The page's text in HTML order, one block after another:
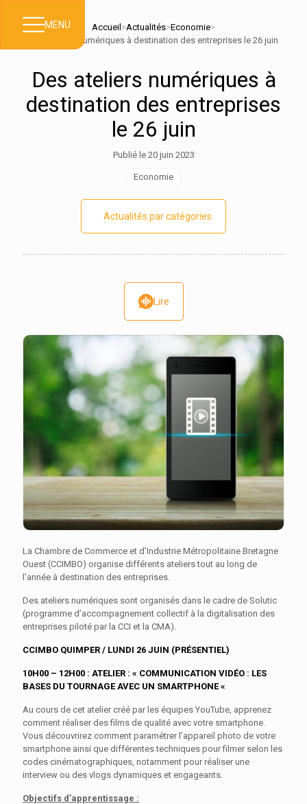
MENU Accueil >Actualités>Economie>
Des ateliers numériques à destination des entreprises le 26 juin
Des ateliers numériques à
destination des entreprises
le 26 juin
Publié le 20 juin 2023
Economie
Actualités par catégories
Lire
La Chambre de Commerce et d’Industrie Métropolitaine Bretagne
Ouest (CCIMBO) organise différents ateliers tout au long de
l’année à destination des entreprises.
Des ateliers numériques sont organisés dans le cadre de Solutic
(programme d’accompagnement collectif à la digitalisation des
entreprises piloté par la CCI et la CMA).
CCIMBO QUIMPER / LUNDI 26 JUIN (PRÉSENTIEL)
10H00 – 12H00 : ATELIER : « COMMUNICATION VIDÉO : LES
BASES DU TOURNAGE AVEC UN SMARTPHONE «
Au cours de cet atelier créé par les équipes YouTube, apprenez
comment réaliser des films de qualité avec votre smartphone.
Vous découvrirez comment paramétrer l’appareil photo de votre
smartphone ainsi que différentes techniques pour filmer selon les
codes cinématographiques, notamment pour réaliser une
interview ou des vlogs dynamiques et engageants.
Objectifs d’apprentissage :